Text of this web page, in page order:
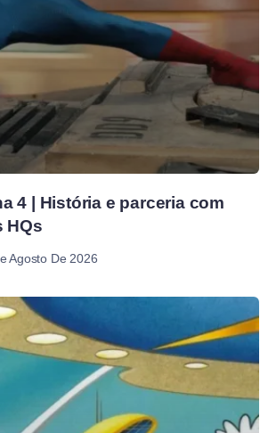
4 | História e parceria com
HQs
Agosto De 2026